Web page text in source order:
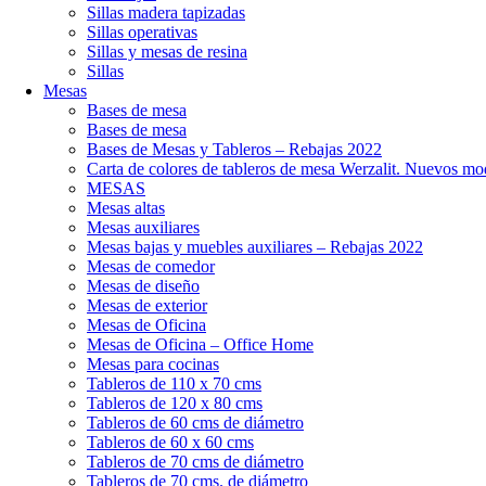
Sillas madera tapizadas
Sillas operativas
Sillas y mesas de resina
Sillas
Mesas
Bases de mesa
Bases de mesa
Bases de Mesas y Tableros – Rebajas 2022
Carta de colores de tableros de mesa Werzalit. Nuevos
MESAS
Mesas altas
Mesas auxiliares
Mesas bajas y muebles auxiliares – Rebajas 2022
Mesas de comedor
Mesas de diseño
Mesas de exterior
Mesas de Oficina
Mesas de Oficina – Office Home
Mesas para cocinas
Tableros de 110 x 70 cms
Tableros de 120 x 80 cms
Tableros de 60 cms de diámetro
Tableros de 60 x 60 cms
Tableros de 70 cms de diámetro
Tableros de 70 cms. de diámetro